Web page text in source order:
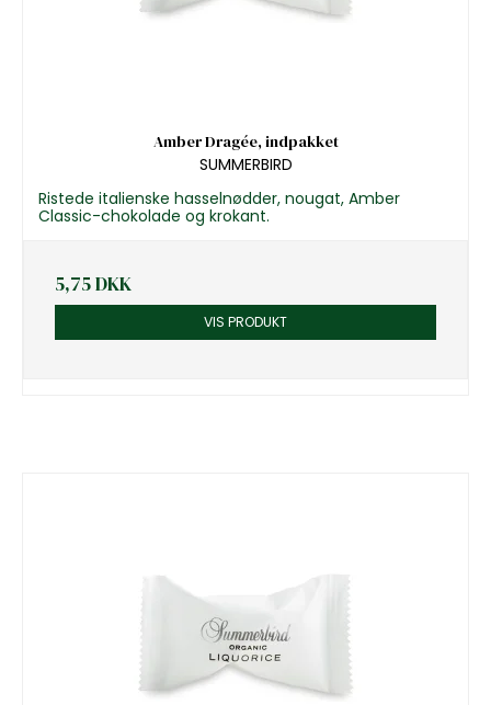
Amber Dragée, indpakket
SUMMERBIRD
Ristede italienske hasselnødder, nougat, Amber
Classic-chokolade og krokant.
5,75 DKK
VIS PRODUKT